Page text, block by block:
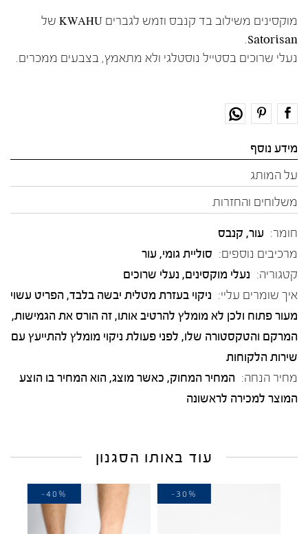
מוקסינים משילוב בד קנבס וזמש לגברים KWAHU של
Satorisan.
נעלי שרוכים בסטייל נוסטלגי ולא מתאמץ, בצבעים ממכרים.
מידע נוסף
על המותג
משלוחים והחזרות
חומר: עור, קנבס
מרכיבים נוספים: סוליית גומי, עור
קטגוריה: נעלי מוקסינים, נעלי שרוכים
איך שומרים עליי: ניקוי בעזרת מטלית יבשה בלבד, הפריט עשוי
מעור פתוח ולכן לא מומלץ להרטיב אותו, זה הורס את הגמישות,
המרקם והטקסטורה שלו, לפני פעולת ניקוי מומלץ להתייעץ עם
שירות הלקוחות
מחיר הנחה: המחיר המחוק, כאשר מוצג, הוא המחיר בו הוצע
המוצר למכירה לראשונה
עוד באותו הסגנון
-30%
-40%